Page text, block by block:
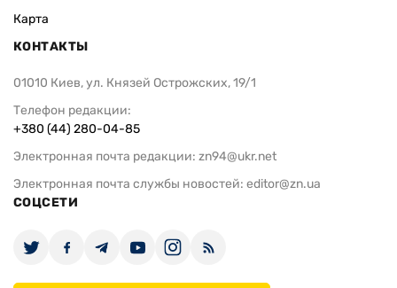
Карта
КОНТАКТЫ
01010 Киев, ул. Князей Острожских, 19/1
Телефон редакции:
+380 (44) 280-04-85
Электронная почта редакции: zn94@ukr.net
Электронная почта службы новостей: editor@zn.ua
СОЦСЕТИ